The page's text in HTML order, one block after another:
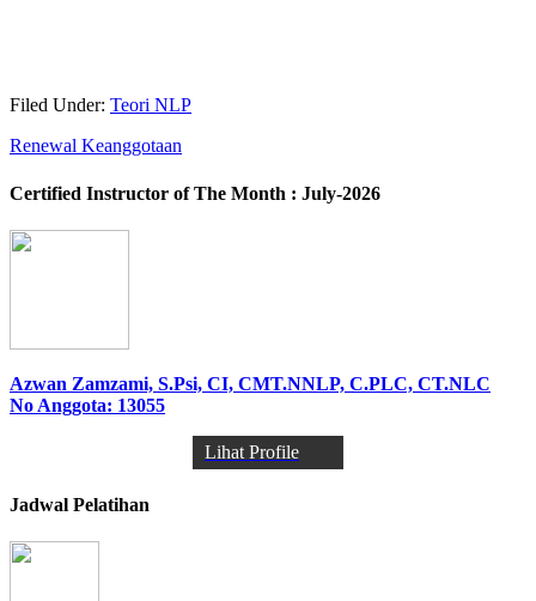
Filed Under: Teori NLP
Renewal Keanggotaan
Certified Instructor of The Month : July-2026
Azwan Zamzami, S.Psi, CI, CMT.NNLP, C.PLC, CT.NLC
No Anggota: 13055
Lihat Profile
Jadwal Pelatihan